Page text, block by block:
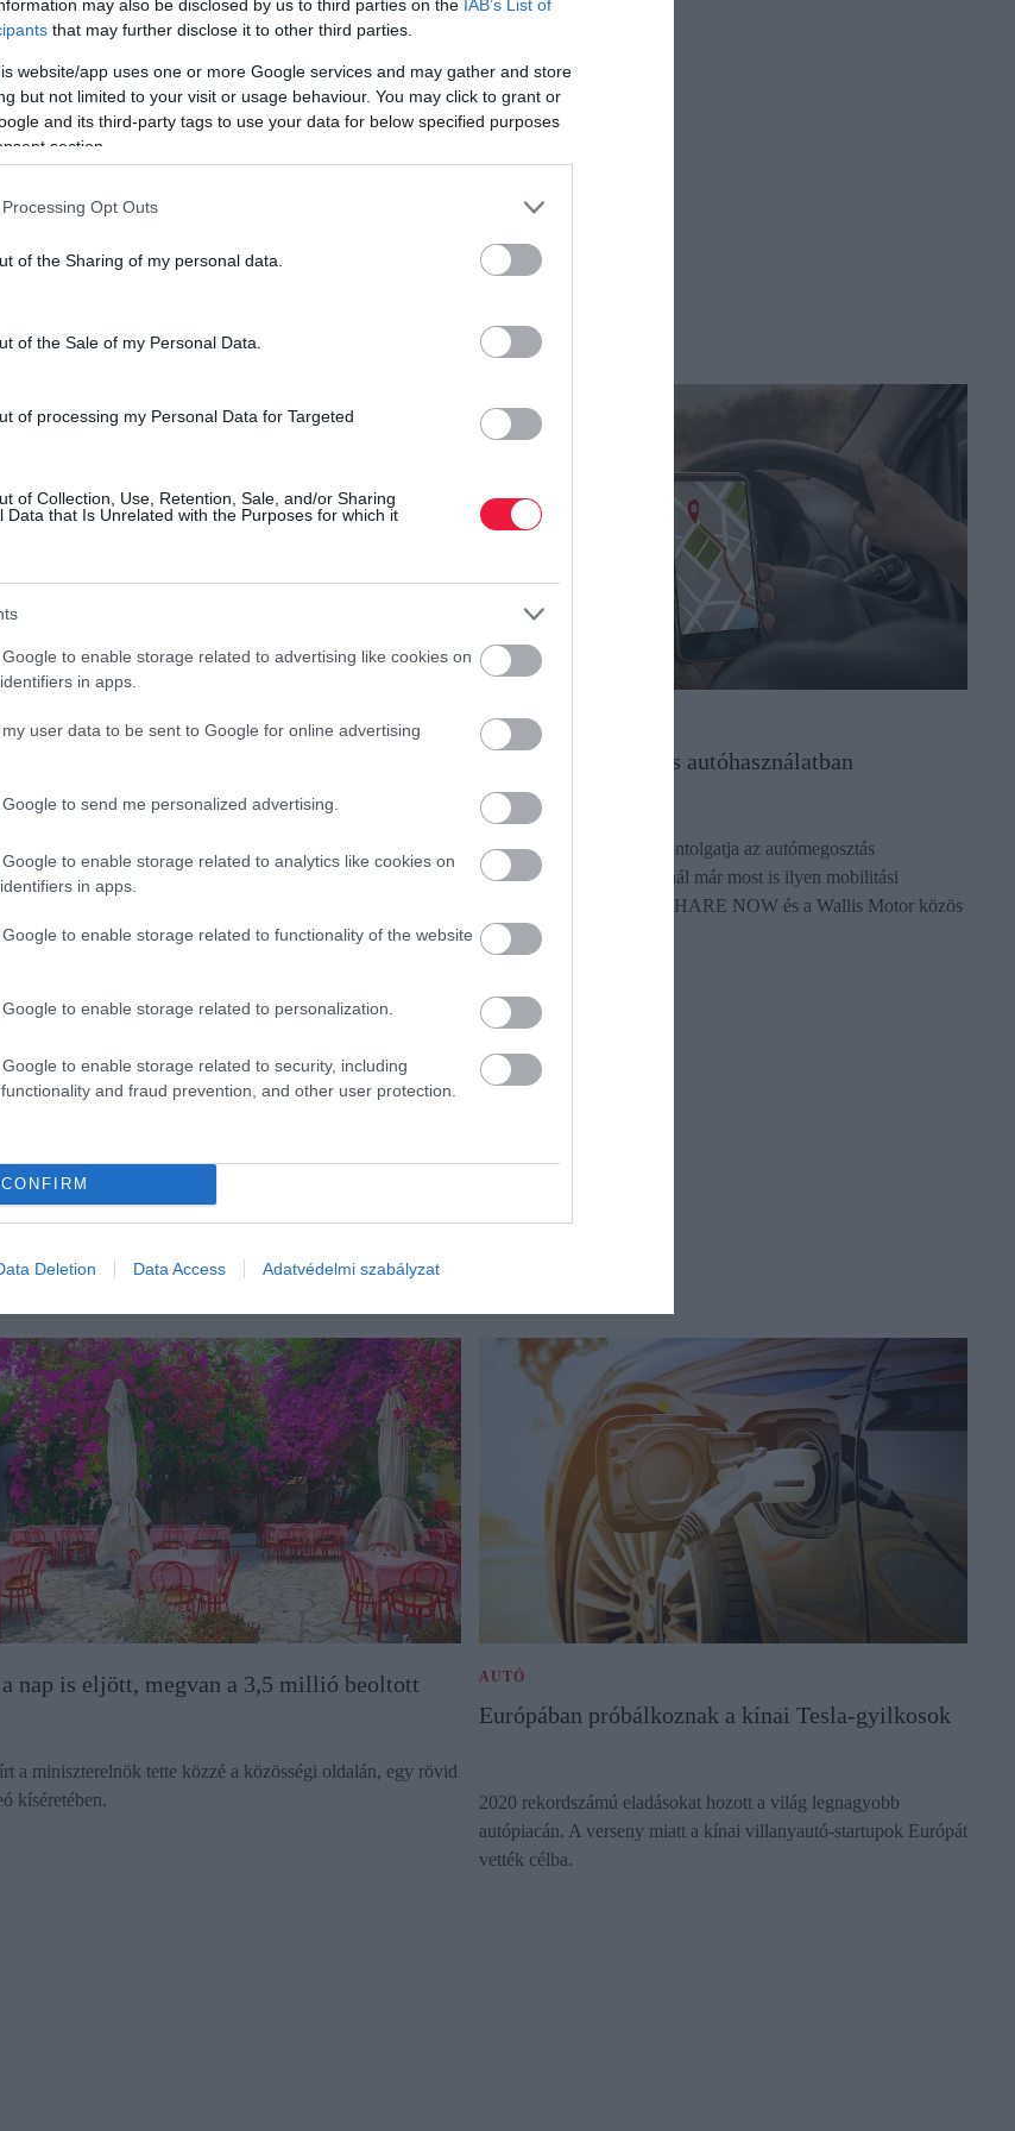
may also be disclosed by us to third parties on the IAB’s List of
that may further disclose it to other third parties.
website/app uses one or more Google services and may gather and store
but not limited to your visit or usage behaviour. You may click to grant or
and its third-party tags to use your data for below specified purposes
section.
Opt Outs
of the Sharing of my personal data.
of the Sale of my Personal Data.
of processing my Personal Data for Targeted
of Collection, Use, Retention, Sale, and/or Sharing
Data that Is Unrelated with the Purposes for which it
to enable storage related to advertising like cookies on
in apps.
user data to be sent to Google for online advertising
to send me personalized advertising.
to enable storage related to analytics like cookies on
in apps.
to enable storage related to functionality of the website
to enable storage related to personalization.
to enable storage related to security, including
and fraud prevention, and other user protection.
CONFIRM
Deletion Data Access Adatvédelmi szabályzat
az Asura Technologies és a Skool (X)
(Asura Technologies Zrt) és a nonprofit szervezet (Skool)
AUTÓ
Áttörés jöhet a céges autóhasználatban
Az üzleti szereplők fele fontolgatja az autómegosztás
igénybevételét vagy használ már most is ilyen mobilitási
szolgáltatást – derül ki a SHARE NOW és a Wallis Motor közös
kutatásából.
nap is eljött, megvan a 3,5 millió beoltott
a miniszterelnök tette közzé a közösségi oldalán, egy rövid
kíséretében.
AUTÓ
Európában próbálkoznak a kínai Tesla-gyilkosok
2020 rekordszámú eladásokat hozott a világ legnagyobb
autópiacán. A verseny miatt a kínai villanyautó-startupok Európát
vették célba.